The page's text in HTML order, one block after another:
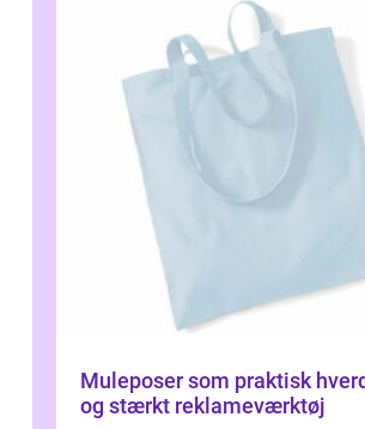
Muleposer som praktisk
og stærkt reklameværktøj